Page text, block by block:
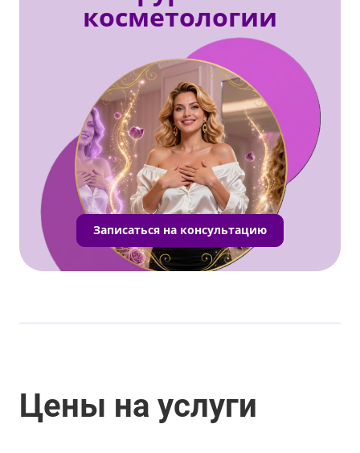
косметологии
Записаться на консультацию
Цены на услуги